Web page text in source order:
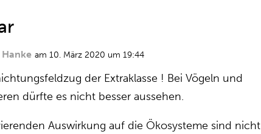
am 10. März 2020 um 19:44
der Extraklasse ! Bei Vögeln und
dürfte es nicht besser aussehen.
Auswirkung auf die Ökosysteme sind nicht